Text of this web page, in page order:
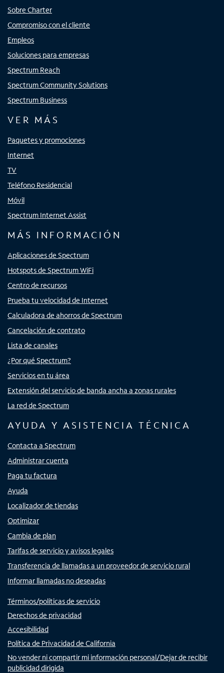
Sobre Charter
Compromiso con el cliente
Empleos
Soluciones para empresas
Spectrum Reach
Spectrum Community Solutions
Spectrum Business
VER MÁS
Paquetes y promociones
Internet
TV
Teléfono Residencial
Móvil
Spectrum Internet Assist
MÁS INFORMACIÓN
Aplicaciones de Spectrum
Hotspots de Spectrum WiFi
Centro de recursos
Prueba tu velocidad de Internet
Calculadora de ahorros de Spectrum
Cancelación de contrato
Lista de canales
¿Por qué Spectrum?
Servicios en tu área
Extensión del servicio de banda ancha a zonas rurales
La red de Spectrum
AYUDA Y ASISTENCIA TÉCNICA
Contacta a Spectrum
Administrar cuenta
Paga tu factura
Ayuda
Localizador de tiendas
Optimizar
Cambia de plan
Tarifas de servicio y avisos legales
Transferencia de llamadas a un proveedor de servicio rural
Informar llamadas no deseadas
Términos/políticas de servicio
Derechos de privacidad
Accesibilidad
Política de Privacidad de California
No vender ni compartir mi información personal/Dejar de recibir
publicidad dirigida